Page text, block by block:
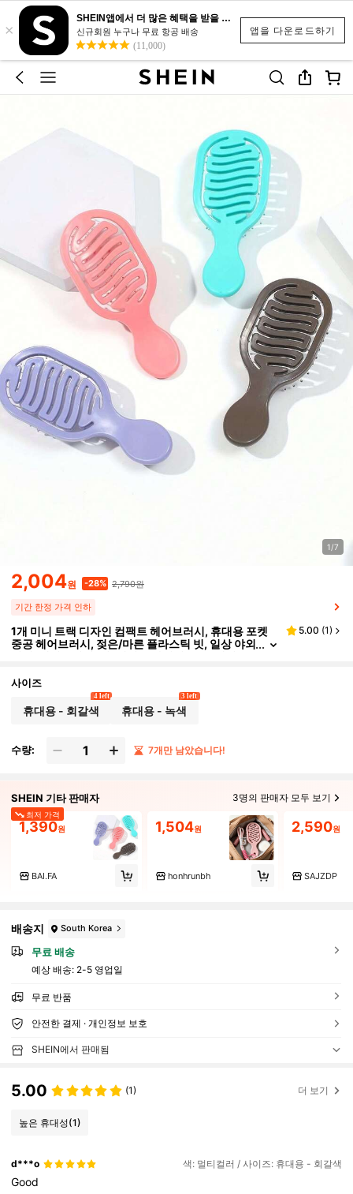
앱을 다운로드하기
×
SHEIN앱에서 더 많은 혜택을 받을 수 있어요.
신규회원 누구나 무료 항공 배송
(11,000)
1/7
2,004원 -28% 2,790원
기간 한정 가격 인하
1개 미니 트랙 디자인 컴팩트 헤어브러시, 휴대용 포켓
중공 헤어브러시, 젖은/마른 플라스틱 빗, 일상 야외
5.00 (1)
사이즈
휴대용 - 회갈색
4 left
휴대용 - 녹색
3 left
수량: 7개만 남았습니다!
SHEIN 기타 판매자 3명의 판매자 모두 보기
최저 가격
1,390원
BAI.FA
1,504원
honhrunbh
2,590원
SAJZDP
배송지 South Korea
무료 배송
예상 배송: 2-5 영업일
무료 반품
안전한 결제 · 개인정보 보호
SHEIN에서 판매됨
5.00 (1) 더 보기
높은 휴대성(1)
d***o 색: 멀티컬러 / 사이즈: 휴대용 - 회갈색
Good